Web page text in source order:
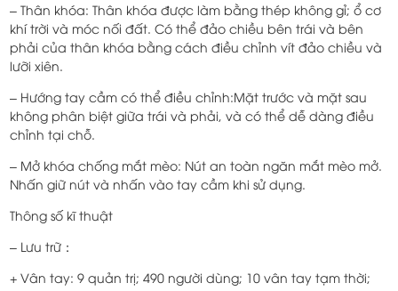
– Thân khóa: Thân khóa được làm bằng thép không gỉ; ổ cơ
khí trời và móc nối đất. Có thể đảo chiều bên trái và bên
phải của thân khóa bằng cách điều chỉnh vít đảo chiều và
lưỡi xiên.
– Hướng tay cầm có thể điều chỉnh:Mặt trước và mặt sau
không phân biệt giữa trái và phải, và có thể dễ dàng điều
chỉnh tại chỗ.
– Mở khóa chống mắt mèo: Nút an toàn ngăn mắt mèo mở.
Nhấn giữ nút và nhấn vào tay cầm khi sử dụng.
Thông số kĩ thuật
– Lưu trữ：
+ Vân tay: 9 quản trị; 490 người dùng; 10 vân tay tạm thời;